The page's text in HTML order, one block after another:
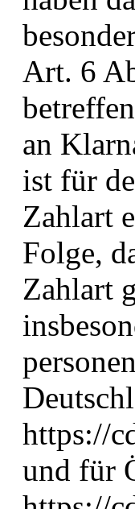
Art. 6
an
ist für
Zahlart
Folge,
Zahlart
https://
und für